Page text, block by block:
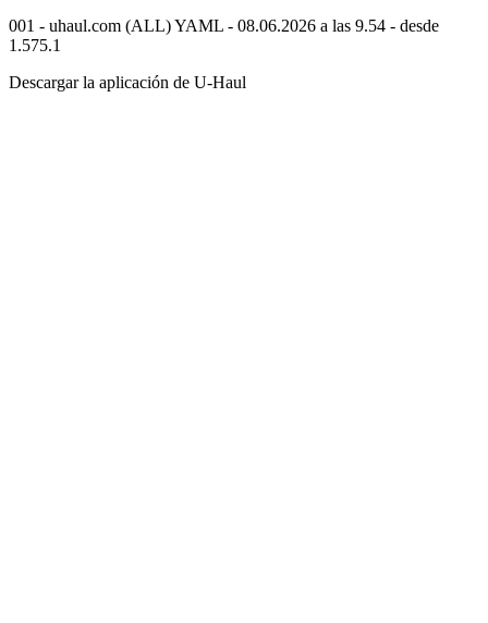
001 - uhaul.com (ALL) YAML - 08.06.2026 a las 9.54 - desde
1.575.1
Descargar la aplicación de U-Haul